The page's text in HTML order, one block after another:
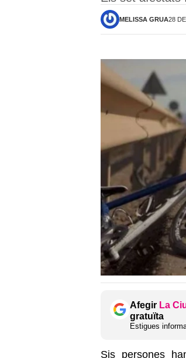
MELISSA GRUA28
Afegir La
gratuïta
Estigues
Sis persones